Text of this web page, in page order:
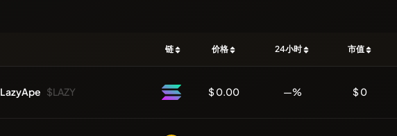
链 价格 24小时 市值
LazyApe $LAZY $ 0.00 —% $ 0